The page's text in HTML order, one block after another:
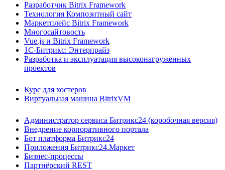
Разработчик Bitrix Framework
Технология Композитный сайт
Маркетплейс Bitrix Framework
Многосайтовость
Vue.js и Bitrix Framework
1С-Битрикс: Энтерпрайз
Разработка и эксплуатация высоконагруженных
проектов
Курс для хостеров
Виртуальная машина BitrixVM
Администратор сервиса Битрикс24 (коробочная версия)
Внедрение корпоративного портала
Бот платформа Битрикс24
Приложения Битрикс24.Маркет
Бизнес-процессы
Партнёрский REST